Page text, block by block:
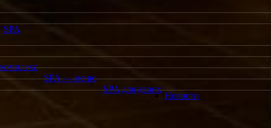
SPA
SPA — меню
SPA для двоих
Новости